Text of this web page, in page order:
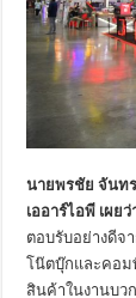
นายพรชัย จันท
เออาร์ไอพี เผย
ตอบรับอย่างดีจ
โน๊ตบุ๊กและคอม
สินค้าในงานบ